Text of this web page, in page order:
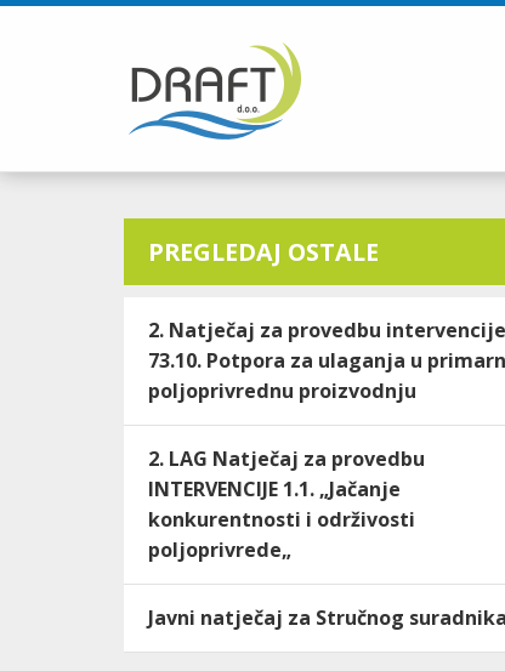
PREGLEDAJ OSTALE
2. Natječaj za provedbu intervencije
73.10. Potpora za ulaganja u
poljoprivrednu proizvodnju
2. LAG Natječaj za provedbu
INTERVENCIJE 1.1. „Jačanje
konkurentnosti i održivosti
poljoprivrede„
Javni natječaj za Stručnog suradnika